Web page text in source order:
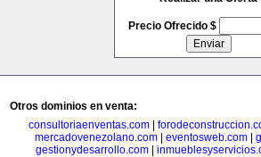
Precio Ofrecido $
Otros dominios en venta:
consultoriaenventas.com
mercadovenezolano.com
eventosweb.com
gestionydesarrollo.com